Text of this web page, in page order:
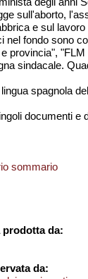
sull'aborto,
e sul lavoro
nel fondo sono
provincia",
sindacale.
spagnola
documenti
sommario
prodotta da:
da: